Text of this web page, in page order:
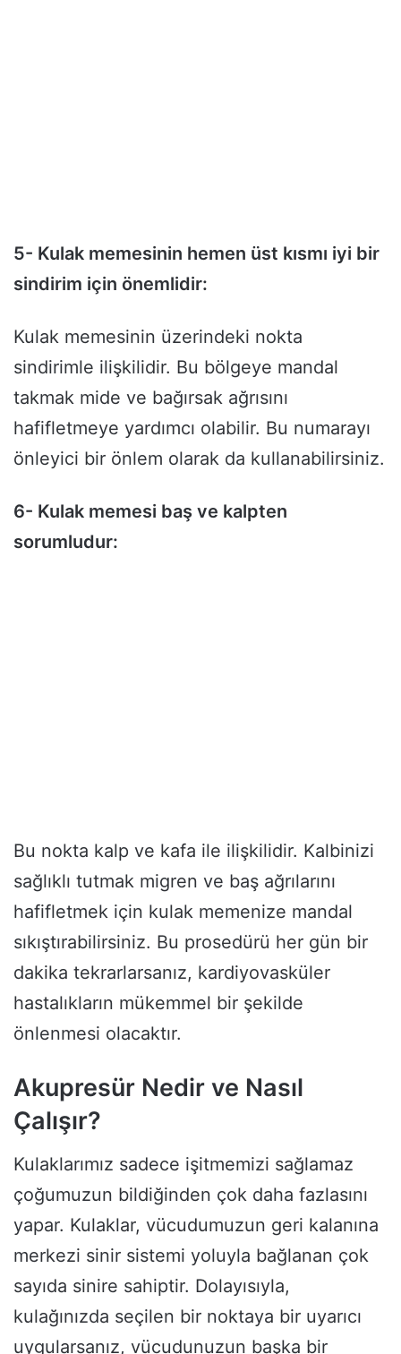
5- Kulak memesinin hemen üst kısmı iyi bir
sindirim için önemlidir:
Kulak memesinin üzerindeki nokta
sindirimle ilişkilidir. Bu bölgeye mandal
takmak mide ve bağırsak ağrısını
hafifletmeye yardımcı olabilir. Bu numarayı
önleyici bir önlem olarak da kullanabilirsiniz.
6- Kulak memesi baş ve kalpten
sorumludur:
Bu nokta kalp ve kafa ile ilişkilidir. Kalbinizi
sağlıklı tutmak migren ve baş ağrılarını
hafifletmek için kulak memenize mandal
sıkıştırabilirsiniz. Bu prosedürü her gün bir
dakika tekrarlarsanız, kardiyovasküler
hastalıkların mükemmel bir şekilde
önlenmesi olacaktır.
Akupresür Nedir ve Nasıl
Çalışır?
Kulaklarımız sadece işitmemizi sağlamaz
çoğumuzun bildiğinden çok daha fazlasını
yapar. Kulaklar, vücudumuzun geri kalanına
merkezi sinir sistemi yoluyla bağlanan çok
sayıda sinire sahiptir. Dolayısıyla,
kulağınızda seçilen bir noktaya bir uyarıcı
uygularsanız, vücudunuzun başka bir